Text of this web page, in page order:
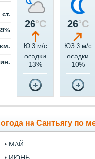
26°C
Ю 3 м/c
осадки
13%
26°C
ЮЗ 3 м/c
осадки
10%
на Сантьягу по
МАЙ